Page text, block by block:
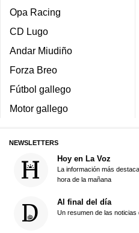
Opa Racing
CD Lugo
Andar Miudiño
Forza Breo
Fútbol gallego
Motor gallego
NEWSLETTERS
Hoy en La Voz
La información más
hora de la mañana
Al final del día
Un resumen de las